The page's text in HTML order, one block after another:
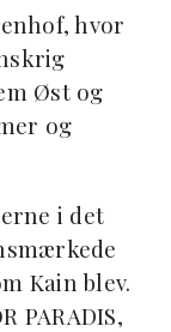
hvor
Øst og
og
i det
Kain blev.
PARADIS,